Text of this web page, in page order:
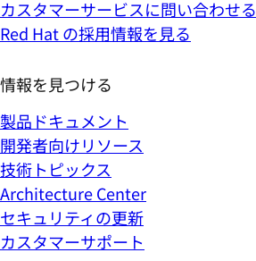
カスタマーサービスに問い合わせる
Red Hat の採用情報を見る
情報を見つける
製品ドキュメント
開発者向けリソース
技術トピックス
Architecture Center
セキュリティの更新
カスタマーサポート